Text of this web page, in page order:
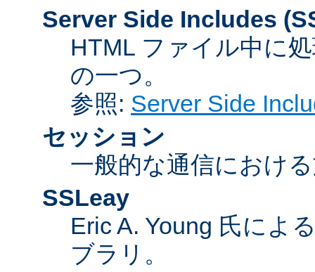
Server Side Includes
HTML ファイル中に
の一つ。
参照: Server Side
セッション
一般的な通信におけ
SSLeay
Eric A. Young 氏によ
ブラリ。